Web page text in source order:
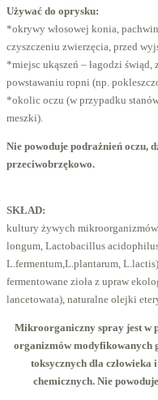
Używać do oprysku:
*okrywy włosowej konia,
czyszczeniu zwierzęcia, przed
*miejsc ukąszeń – łagodzi
powstawaniu ropni (np.
*okolic oczu (w przypadku
meszki).
Nie powoduje podrażnień oczu,
przeciwobrzękowo.
SKŁAD:
kultury żywych
longum, Lactobacillus
L.fermentum,L.plantarum, L.lactis),
fermentowane zioła z upraw
lancetowata), naturalne olejki
Mikroorganiczny spray jest w
organizmów modyfikowanych
toksycznych dla człowieka
chemicznych. Nie